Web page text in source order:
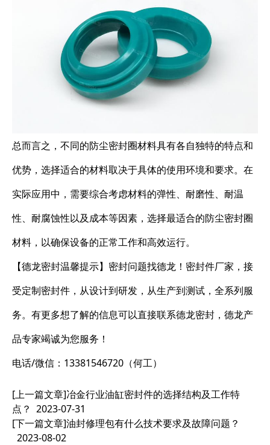
总而言之，不同的防尘密封圈材料具有各自独特的特点和
优势，选择适合的材料取决于具体的使用环境和要求。在
实际应用中，需要综合考虑材料的弹性、耐磨性、耐温
性、耐腐蚀性以及成本等因素，选择最适合的防尘密封圈
材料，以确保设备的正常工作和高效运行。
【德龙密封温馨提示】密封问题找德龙！密封件厂家，接
受定制密封件，从设计到研发，从生产到测试，全系列服
务。有更多想了解的信息可以直接联系德龙密封，德龙产
品专家竭诚为您服务！
电话/微信：13381546720（何工）
[上一篇文章]冶金行业油缸密封件的选择结构及工作特
点？ 2023-07-31
[下一篇文章]油封修理包有什么技术要求及故障问题？
2023-08-02